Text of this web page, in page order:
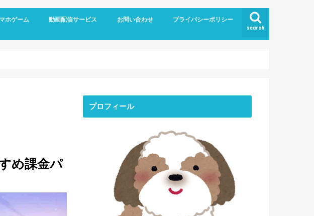
search
ホゲーム
ション
ュレーション
ル
ーツ
ムゲーム
動画配信サービス お問い合わせ プライバシーポリシー
め課金パ
プロフィール